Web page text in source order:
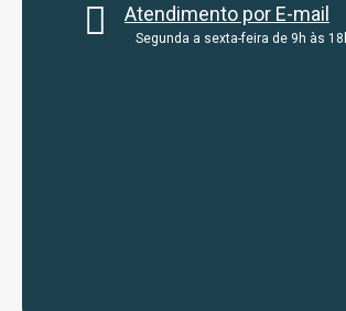
Atendimento por E-mail
Segunda a sexta-feira de 9h às